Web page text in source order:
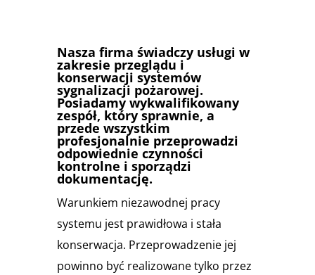
Nasza firma świadczy usługi w
zakresie przeglądu i
konserwacji systemów
sygnalizacji pożarowej.
Posiadamy wykwalifikowany
zespół, który sprawnie, a
przede wszystkim
profesjonalnie przeprowadzi
odpowiednie czynności
kontrolne i sporządzi
dokumentację.
Warunkiem niezawodnej pracy
systemu jest prawidłowa i stała
konserwacja. Przeprowadzenie jej
powinno być realizowane tylko przez